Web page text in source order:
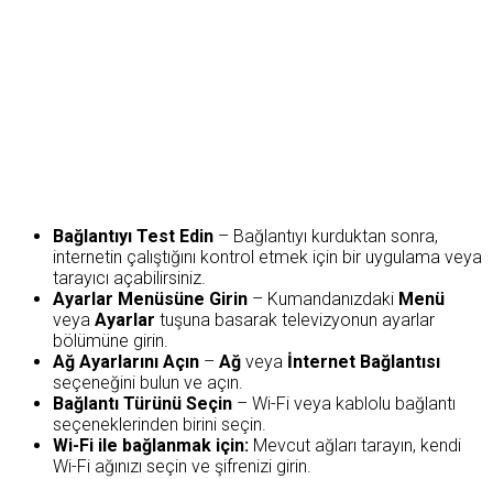
Bağlantıyı Test Edin – Bağlantıyı kurduktan sonra,
internetin çalıştığını kontrol etmek için bir uygulama veya
tarayıcı açabilirsiniz.
Ayarlar Menüsüne Girin – Kumandanızdaki Menü
veya Ayarlar tuşuna basarak televizyonun ayarlar
bölümüne girin.
Ağ Ayarlarını Açın – Ağ veya İnternet Bağlantısı
seçeneğini bulun ve açın.
Bağlantı Türünü Seçin – Wi-Fi veya kablolu bağlantı
seçeneklerinden birini seçin.
Wi-Fi ile bağlanmak için: Mevcut ağları tarayın, kendi
Wi-Fi ağınızı seçin ve şifrenizi girin.